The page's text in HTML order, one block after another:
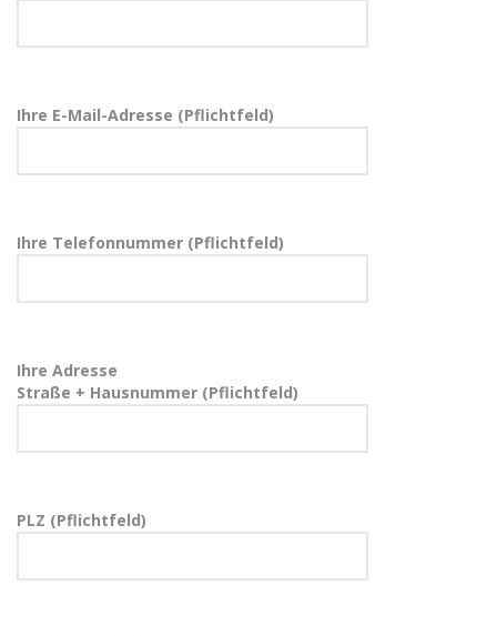
Ihre E-Mail-Adresse (Pflichtfeld)
Ihre Telefonnummer (Pflichtfeld)
Ihre Adresse
Straße + Hausnummer (Pflichtfeld)
PLZ (Pflichtfeld)